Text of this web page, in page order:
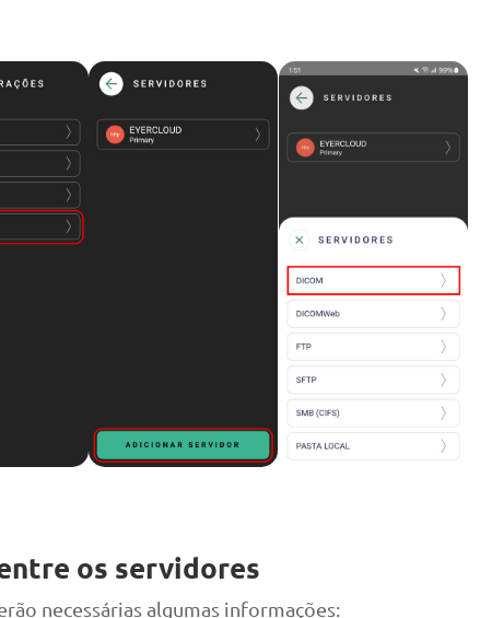
os servidores
necessárias algumas informações: